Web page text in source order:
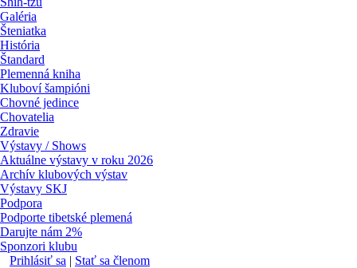
Galéria
Šteniatka
História
Štandard
Plemenná kniha
Kluboví šampióni
Chovné jedince
Chovatelia
Zdravie
Výstavy / Shows
Aktuálne výstavy v roku 2026
Archív klubových výstav
Výstavy SKJ
Podpora
Podporte tibetské plemená
Darujte nám 2%
Sponzori klubu
Prihlásiť sa | Stať sa členom